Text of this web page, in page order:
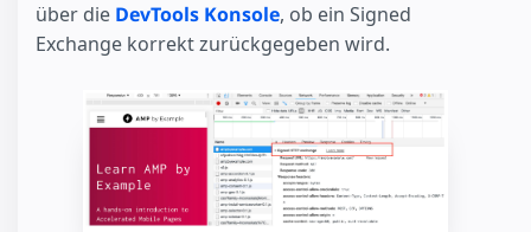
über die DevTools Konsole, ob ein Signed
Exchange korrekt zurückgegeben wird.